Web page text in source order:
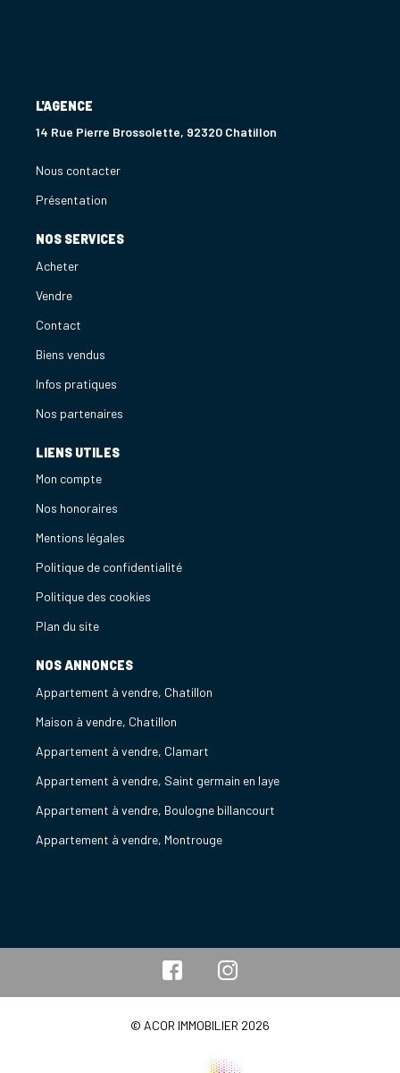
L'AGENCE
14 Rue Pierre Brossolette, 92320 Chatillon
Nous contacter
Présentation
NOS SERVICES
Acheter
Vendre
Contact
Biens vendus
Infos pratiques
Nos partenaires
LIENS UTILES
Mon compte
Nos honoraires
Mentions légales
Politique de confidentialité
Politique des cookies
Plan du site
NOS ANNONCES
Appartement à vendre, Chatillon
Maison à vendre, Chatillon
Appartement à vendre, Clamart
Appartement à vendre, Saint germain en laye
Appartement à vendre, Boulogne billancourt
Appartement à vendre, Montrouge
© ACOR IMMOBILIER 2026